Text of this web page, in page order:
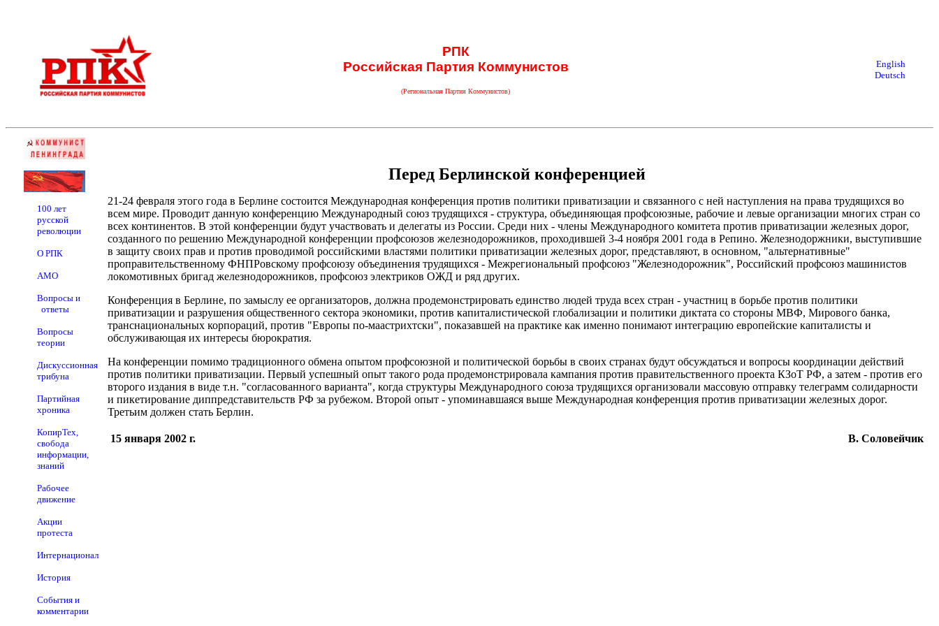
РПК
Российская Партия Коммунистов
(Региональная Партия Коммунистов)
English
Deutsch
100 лет
русской
революции
О РПК
АМО
Вопросы и
ответы
Вопросы
теории
Дискуссионная
трибуна
Партийная
хроника
КопирТех,
свобода
информации,
знаний
Рабочее
движение
Акции
протеста
Интернационал
История
События и
комментарии
Перед Берлинской конференцией
21-24 февраля этого года в Берлине состоится Международная конференция против политики приватизации и связанного с ней наступления на права трудящихся во
всем мире. Проводит данную конференцию Международный союз трудящихся - структура, объединяющая профсоюзные, рабочие и левые организации многих стран со
всех континентов. В этой конференции будут участвовать и делегаты из России. Среди них - члены Международного комитета против приватизации железных дорог,
созданного по решению Международной конференции профсоюзов железнодорожников, проходившей 3-4 ноября 2001 года в Репино. Железнодоржники, выступившие
в защиту своих прав и против проводимой российскими властями политики приватизации железных дорог, представляют, в основном, "альтернативные"
проправительственному ФНПРовскому профсоюзу объединения трудящихся - Межрегиональный профсоюз "Железнодорожник", Российский профсоюз машинистов
локомотивных бригад железнодорожников, профсоюз электриков ОЖД и ряд других.
Конференция в Берлине, по замыслу ее организаторов, должна продемонстрировать единство людей труда всех стран - участниц в борьбе против политики
приватизации и разрушения общественного сектора экономики, против капиталистической глобализации и политики диктата со стороны МВФ, Мирового банка,
транснациональных корпораций, против "Европы по-маастрихтски", показавшей на практике как именно понимают интеграцию европейские капиталисты и
обслуживающая их интересы бюрократия.
На конференции помимо традиционного обмена опытом профсоюзной и политической борьбы в своих странах будут обсуждаться и вопросы координации действий
против политики приватизации. Первый успешный опыт такого рода продемонстрировала кампания против правительственного проекта КЗоТ РФ, а затем - против его
второго издания в виде т.н. "согласованного варианта", когда структуры Международного союза трудящихся организовали массовую отправку телеграмм солидарности
и пикетирование диппредставительств РФ за рубежом. Второй опыт - упоминавшаяся выше Международная конференция против приватизации железных дорог.
Третьим должен стать Берлин.
15 января 2002 г. В. Соловейчик